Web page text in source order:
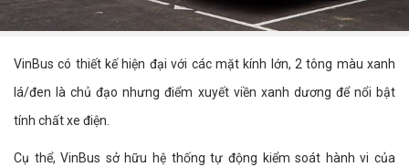
VinBus có thiết kế hiện đại với các mặt kính lớn, 2 tông màu xanh
lá/đen là chủ đạo nhưng điểm xuyết viền xanh dương để nổi bật
tính chất xe điện.
Cụ thể, VinBus sở hữu hệ thống tự động kiểm soát hành vi của